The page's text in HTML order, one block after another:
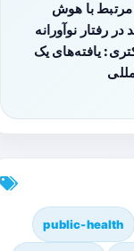
مرتبط با هوش
رفتار نوآورانه
یافته‌های یک
public-health